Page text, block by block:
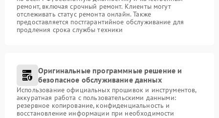
ремонт, включая срочный ремонт. Клиенты могут
отслеживать статус ремонта онлайн. Также
предоставляется постгарантийное обслуживание для
продления срока службы техники
Оригинальные программные решение и
безопасное обслуживание данных
Использование официальных прошивок и инструментов,
аккуратная работа с пользовательскими данными:
резервное копирование, конфиденциальность и
восстановление информации при необходимости